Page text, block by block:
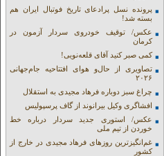
پرونده نسل پرادعای تاریخ فوتبال ایران هم
بسته شد!
عکس/ توقیف خودروی سردار آزمون در
کرمان
کمی صبر کنید آقای قلعه‌نویی!
تصاویری از حال‌و هوای افتتاحیه جام‌جهانی
۲۰۲۶
چراغ سبز دوباره فرهاد مجیدی به استقلال
افشاگری وکیل بیرانوند از گاف‌ پرسپولیس
عکس/ استوری جدید سردار درباره خط
خوردن از تیم ملی
غم‌انگیزترین روزهای فرهاد مجیدی در خارج از
کشور